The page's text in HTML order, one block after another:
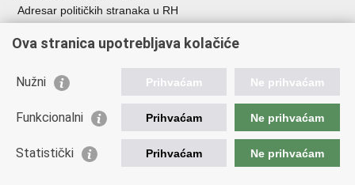
Adresar političkih stranaka u RH
Besplatni telefoni javne uprave
Važne poveznice
Vlada Republike Hrvatske
Europska komisija
Ova stranica upotrebljava kolačiće
Nužni Prihvaćam Ne prihvaćam
Funkcionalni Prihvaćam Ne prihvaćam
Statistički Prihvaćam Ne prihvaćam